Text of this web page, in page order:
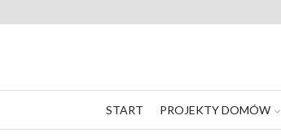
START PROJEKTY DOMÓW